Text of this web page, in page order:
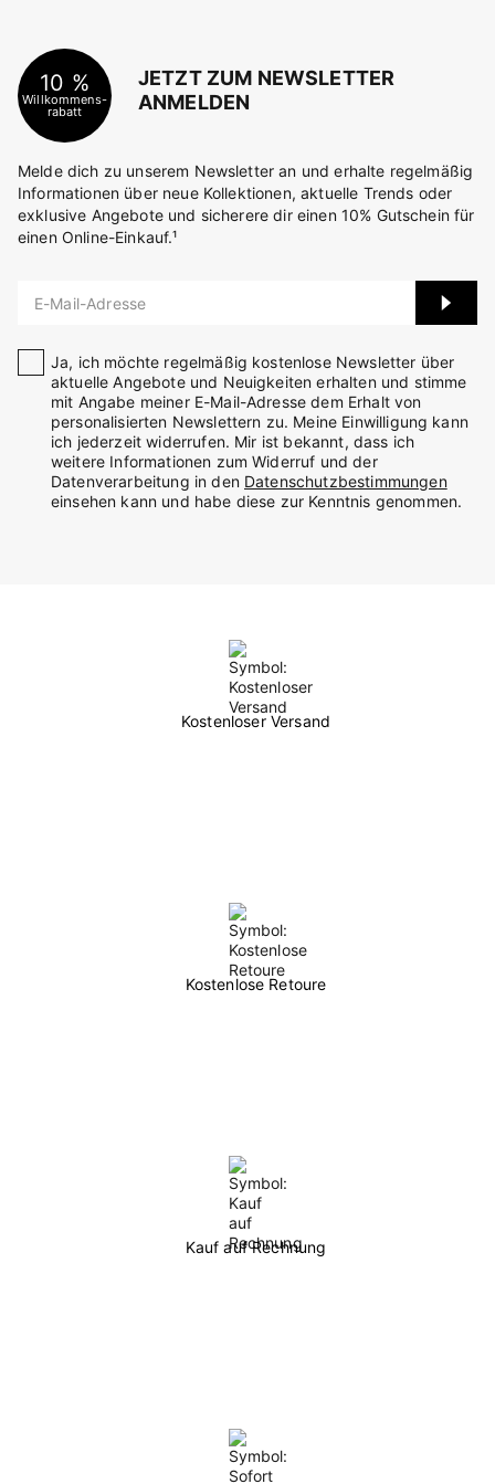
10 %
Willkommens-
rabatt
JETZT ZUM NEWSLETTER
ANMELDEN
Melde dich zu unserem Newsletter an und erhalte regelmäßig
Informationen über neue Kollektionen, aktuelle Trends oder
exklusive Angebote und sicherere dir einen 10% Gutschein für
einen Online-Einkauf.¹
E-Mail-Adresse
Ja, ich möchte regelmäßig kostenlose Newsletter über
aktuelle Angebote und Neuigkeiten erhalten und stimme
mit Angabe meiner E-Mail-Adresse dem Erhalt von
personalisierten Newslettern zu. Meine Einwilligung kann
ich jederzeit widerrufen. Mir ist bekannt, dass ich
weitere Informationen zum Widerruf und der
Datenverarbeitung in den Datenschutzbestimmungen
einsehen kann und habe diese zur Kenntnis genommen.
Kostenloser Versand
Kostenlose Retoure
Kauf auf Rechnung